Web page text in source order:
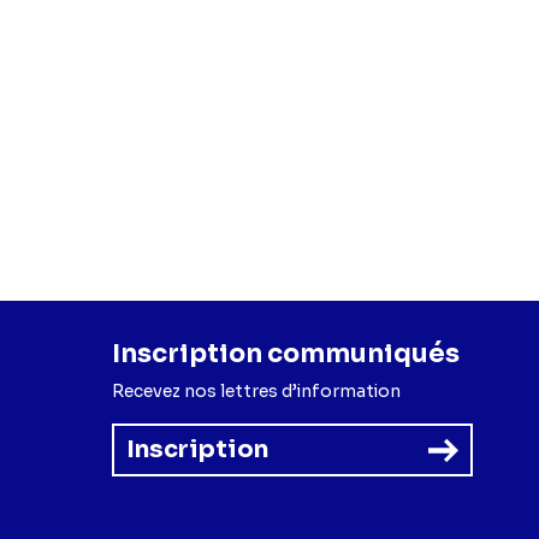
Inscription communiqués
Recevez nos lettres d’information
Inscription